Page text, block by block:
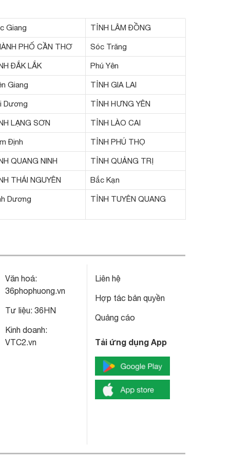
Giang TỈNH LÂM ĐỒNG
PHỐ CẦN THƠ Sóc Trăng
ĐẮK LẮK Phú Yên
Giang TỈNH GIA LAI
Dương TỈNH HƯNG YÊN
LẠNG SƠN TỈNH LÀO CAI
Định TỈNH PHÚ THỌ
QUANG NINH TỈNH QUẢNG TRỊ
THÁI NGUYÊN Bắc Kạn
Dương TỈNH TUYÊN QUANG
Văn hoá:
36phophuong.vn
Tư liệu: 36HN
Kinh doanh:
VTC2.vn
Liên hệ
Hợp tác bản quyền
Quảng cáo
Tải ứng dụng App